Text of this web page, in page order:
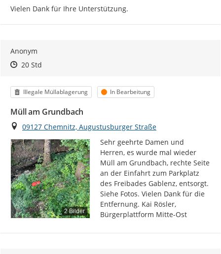
Vielen Dank für Ihre Unterstützung.
Anonym
Zeitpunkt des Erstellens
Zeitpunkt des Erstellens
20 StdZur Äußerung
Kategorie
Illegale Müllablagerung Status
In Bearbeitung
Müll am Grundbach
Ort
09127 Chemnitz, Augustusburger Straße
2 Bilder
Sehr geehrte Damen und
Herren, es wurde mal wieder
Müll am Grundbach, rechte Seite
an der Einfahrt zum Parkplatz
des Freibades Gablenz, entsorgt.
Siehe Fotos. Vielen Dank für die
Entfernung. Kai Rösler,
Bürgerplattform Mitte-Ost